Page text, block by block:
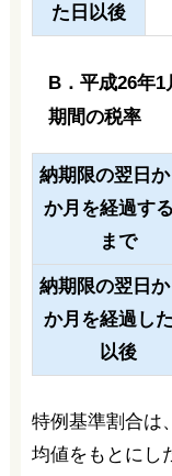
た日以後
B．平成26年
期間の税率
納期限の翌日
か月を経過す
まで
納期限の翌日
か月を経過し
以後
特例基準割合は
均値をもとにし